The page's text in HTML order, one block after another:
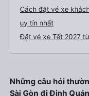
Cách đặt vé xe
uy tín nhất
Đặt vé xe Tết 2027
Những câu hỏi
Sài Gòn đi Định